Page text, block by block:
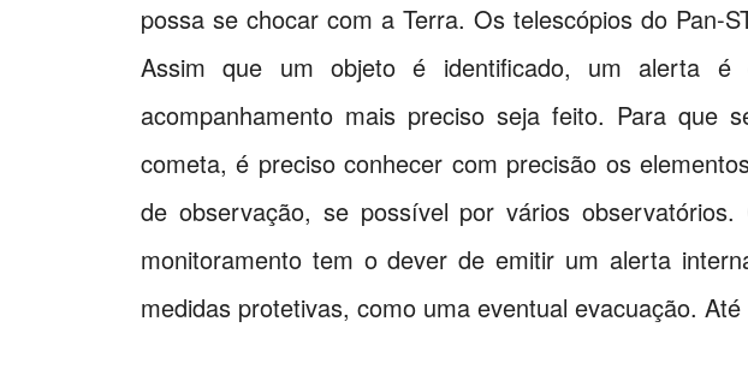
possa se chocar com a Terra. Os telescópios do Pan-
Assim que um objeto é identificado, um alerta é
acompanhamento mais preciso seja feito. Para
cometa, é preciso conhecer com precisão os
de observação, se possível por vários
monitoramento tem o dever de emitir um alerta
medidas protetivas, como uma eventual evacuação.